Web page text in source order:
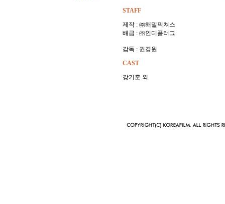
STAFF
제작 : ㈜해밀픽쳐스
배급 : ㈜인디플러그
감독 : 권경원
CAST
강기훈 외